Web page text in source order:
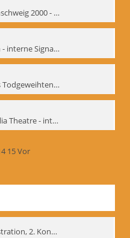
Goebbels Tisch, Braunschweig 2000 - interne Signatur: BM-prt-21-2
Goebbels Schreibtisch - interne Signatur: BM-prt-21-3
Einsamer Kampf eines Todgeweihten. Uraufführung von Farid Nagims Monodrama ,Goebbels' Tisch' im LOT-Theater - interne Signatur: BM-prt-21-4
The Life of Molière, Talia Theatre - interne Signatur: BM-prt-23-2
15Vor
Biomechanik-Demonstration, 2. Kongress der EMF, Mai 1995